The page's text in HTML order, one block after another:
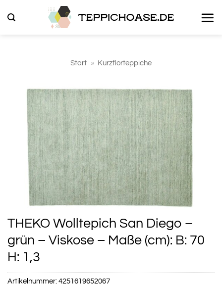
Inhalt
Start » Kurzflorteppiche
THEKO Wolltepich San Diego –
grün – Viskose – Maße (cm): B: 70
H: 1,3
Artikelnummer:4251619652067